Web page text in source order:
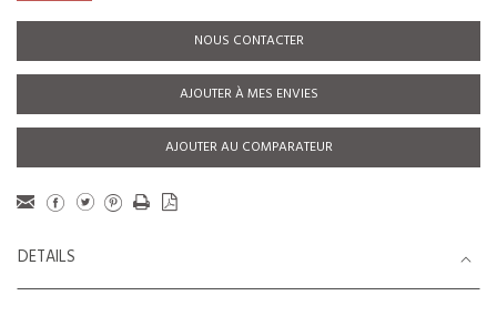
NOUS CONTACTER
AJOUTER À MES ENVIES
AJOUTER AU COMPARATEUR
DETAILS